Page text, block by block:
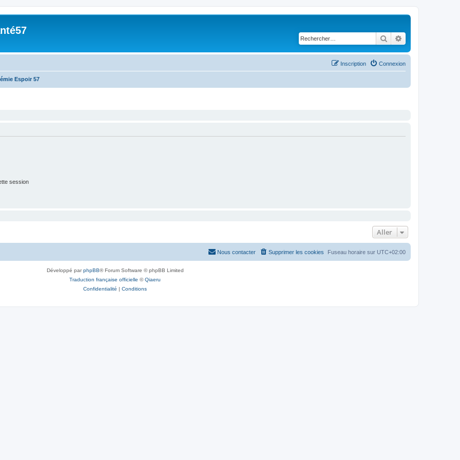
Rechercher
Connexion
Inscription
Espoir 57
session
Aller
Fuseau horaire sur UTC+02:00
Supprimer les cookies
Nous contacter
Développé parphpBB® Forum Software © phpBB Limited
Traduction française officielle ©Qiaeru
Confidentialité | Conditions